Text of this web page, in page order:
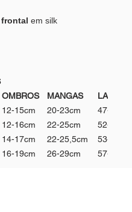
frontal em silk
OMBROS
MANGAS
12-15cm 20-23cm
47-49cm
12-16cm 22-25cm
52-54cm
14-17cm 22-25,5cm
53-55cm
16-19cm 26-29cm 57-59cm